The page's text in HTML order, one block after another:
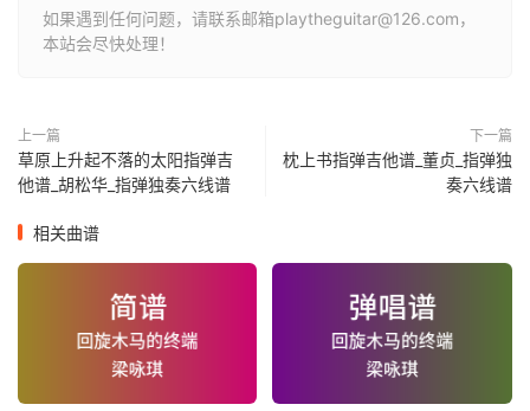
如果遇到任何问题，请联系邮箱playtheguitar@126.com，
本站会尽快处理！
上一篇
草原上升起不落的太阳指弹吉
他谱_胡松华_指弹独奏六线谱
下一篇
枕上书指弹吉他谱_董贞_指弹独
奏六线谱
相关曲谱